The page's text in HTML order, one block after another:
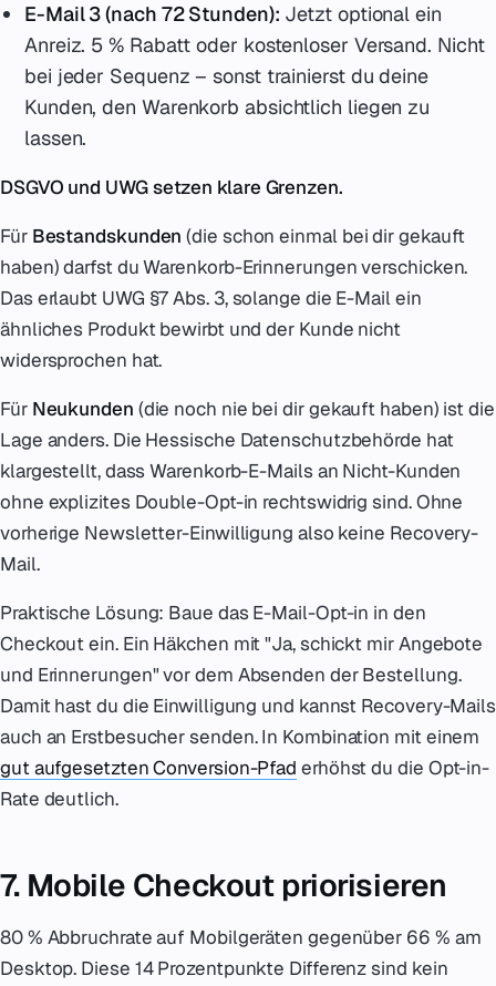
E-Mail 3 (nach 72 Stunden): Jetzt optional ein
Anreiz. 5 % Rabatt oder kostenloser Versand. Nicht
bei jeder Sequenz – sonst trainierst du deine
Kunden, den Warenkorb absichtlich liegen zu
lassen.
DSGVO und UWG setzen klare Grenzen.
Für Bestandskunden (die schon einmal bei dir gekauft
haben) darfst du Warenkorb-Erinnerungen verschicken.
Das erlaubt UWG §7 Abs. 3, solange die E-Mail ein
ähnliches Produkt bewirbt und der Kunde nicht
widersprochen hat.
Für Neukunden (die noch nie bei dir gekauft haben) ist die
Lage anders. Die Hessische Datenschutzbehörde hat
klargestellt, dass Warenkorb-E-Mails an Nicht-Kunden
ohne explizites Double-Opt-in rechtswidrig sind. Ohne
vorherige Newsletter-Einwilligung also keine Recovery-
Mail.
Praktische Lösung: Baue das E-Mail-Opt-in in den
Checkout ein. Ein Häkchen mit "Ja, schickt mir Angebote
und Erinnerungen" vor dem Absenden der Bestellung.
Damit hast du die Einwilligung und kannst Recovery-Mails
auch an Erstbesucher senden. In Kombination mit einem
gut aufgesetzten Conversion-Pfad erhöhst du die Opt-in-
Rate deutlich.
7. Mobile Checkout priorisieren
80 % Abbruchrate auf Mobilgeräten gegenüber 66 % am
Desktop. Diese 14 Prozentpunkte Differenz sind kein